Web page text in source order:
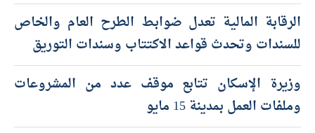
الرقابة المالية تعدل ضوابط الطرح العام والخاص
للسندات وتحدث قواعد الاكتتاب وسندات التوريق
وزيرة الإسكان تتابع موقف عدد من المشروعات
وملفات العمل بمدينة 15 مايو